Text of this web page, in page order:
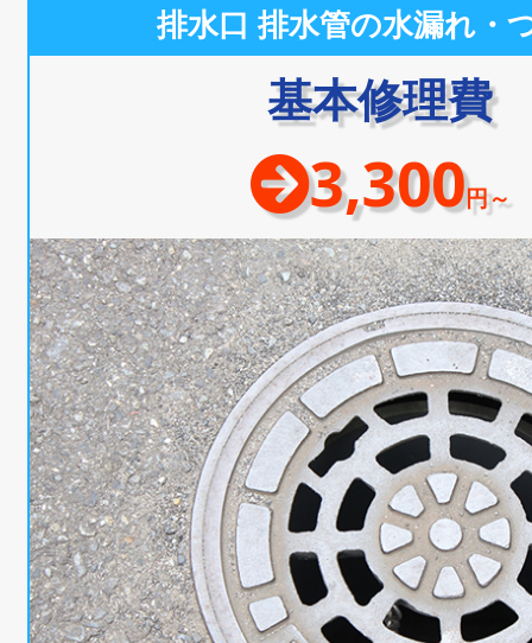
排水口 排水管の水漏れ・
基本修理費
3,300円～